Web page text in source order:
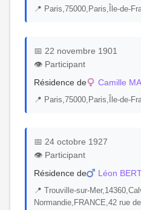
📍 Paris,75000,Paris,Île-de-
📅 22 novembre 1901
👁️ Participant
Résidence de
Camille
📍 Paris,75000,Paris,Île-de-
📅 24 octobre 1927
👁️ Participant
Résidence de
Léon
📍 Trouville-sur-
Normandie,FRANCE,42 rue